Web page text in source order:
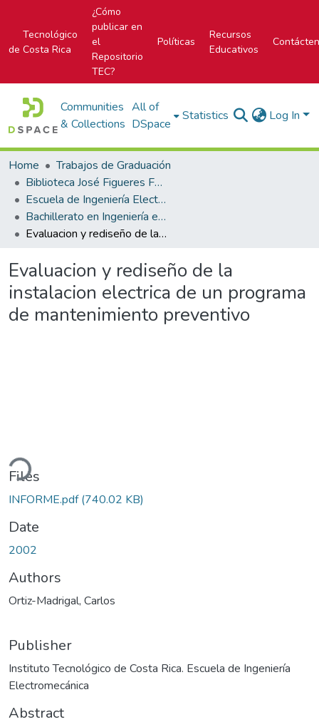
Tecnológico
de Costa Rica
¿Cómo
publicar en
el
Repositorio
TEC?
Políticas
Recursos
Educativos
Communities
& Collections
All of
DSpace
Statistics Log In
Home
Trabajos de Graduación
Biblioteca José Figueres Ferrer
Escuela de Ingeniería Electromecánica
Bachillerato en Ingeniería en Mantenimiento Industrial
Evaluacion y rediseño de la instalacion electrica de un programa de mantenimiento preventivo
Evaluacion y rediseño de la
instalacion electrica de un programa
de mantenimiento preventivo
Files
INFORME.pdf(740.02 KB)
Date
2002
Authors
Ortiz-Madrigal, Carlos
Publisher
Instituto Tecnológico de Costa Rica. Escuela de Ingeniería
Electromecánica
Abstract